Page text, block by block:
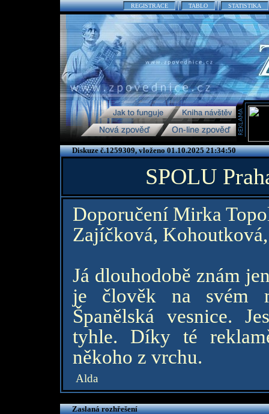
REGISTRACE TABLO STATISTIKA
Diskuze č.1259309, vloženo 01.10.2025 21:34:50
SPOLU
Doporučení Mirka
Zajíčková,
Já dlouhodobě znám
je člověk na svém
Španělská vesnice.
tyhle. Díky té
někoho z vrchu.
Alda
Zaslaná rozhřešení